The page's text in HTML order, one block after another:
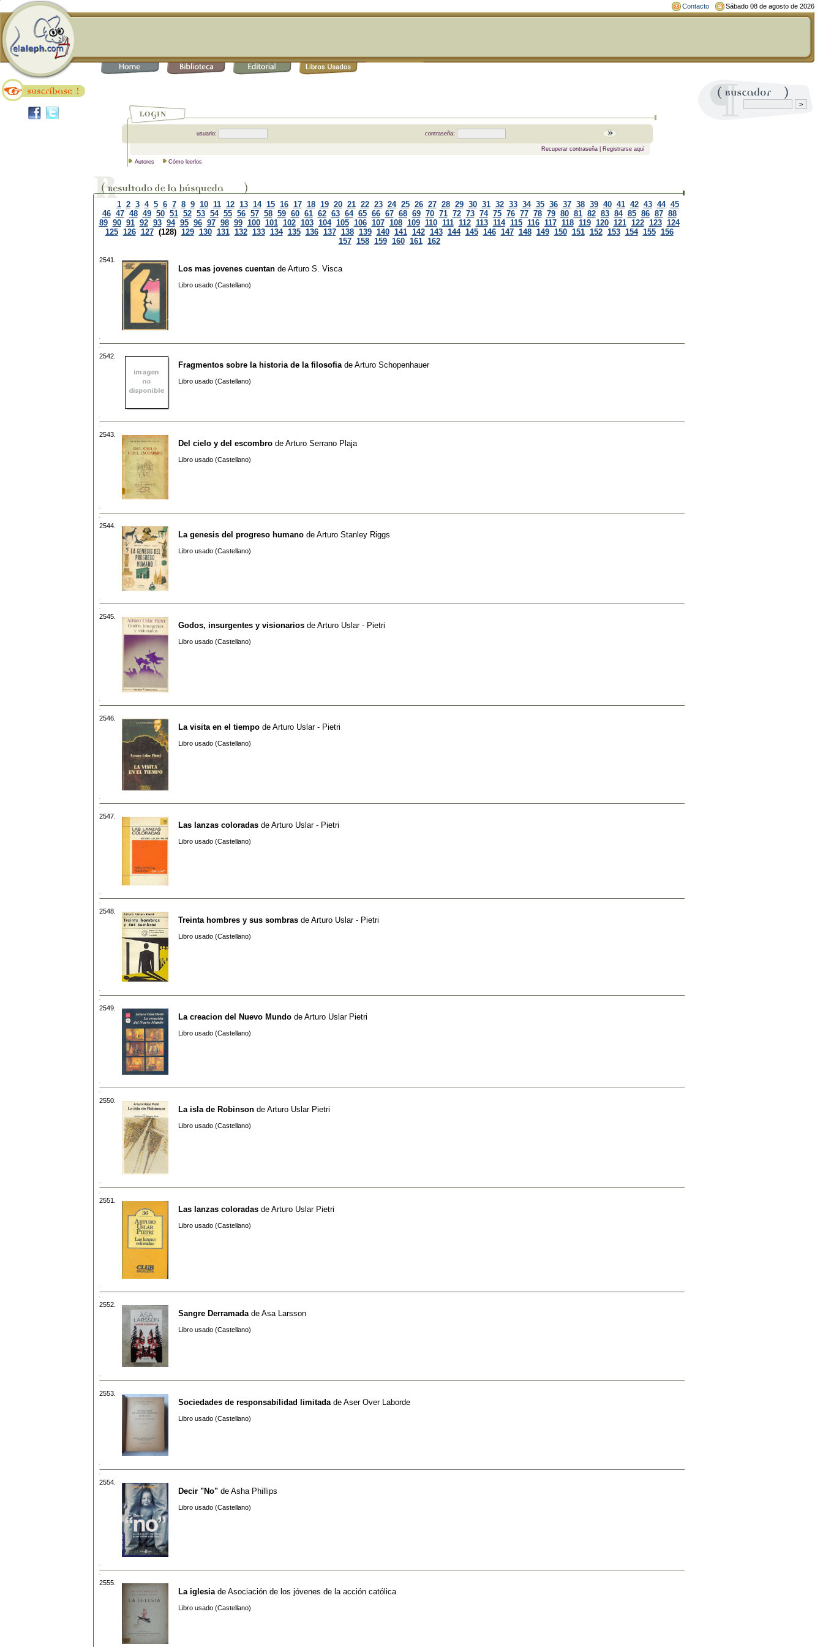
Contacto Sábado 08 de agosto de 2026
usuario: contraseña:
Recuperar contraseña| Registrarse aquí
Autores Cómo leerlos
1 2 3 4 5 6 7 8 9 10 11 12 13 14 15 16 17 18 19 20 21 22 23 24 25 26 27 28 29 30 31 32 33 34 35 36 37 38 39 40 41 42 43 44 45
46 47 48 49 50 51 52 53 54 55 56 57 58 59 60 61 62 63 64 65 66 67 68 69 70 71 72 73 74 75 76 77 78 79 80 81 82 83 84 85 86 87 88
89 90 91 92 93 94 95 96 97 98 99 100 101 102 103 104 105 106 107 108 109 110 111 112 113 114 115 116 117 118 119 120 121 122 123 124
125 126 127 (128) 129 130 131 132 133 134 135 136 137 138 139 140 141 142 143 144 145 146 147 148 149 150 151 152 153 154 155 156
157 158 159 160 161 162
2541.
Los mas jovenes cuentan de Arturo S. Visca
Libro usado (Castellano)
2542.
Fragmentos sobre la historia de la filosofia de Arturo Schopenhauer
Libro usado (Castellano)
2543.
Del cielo y del escombro de Arturo Serrano Plaja
Libro usado (Castellano)
2544.
La genesis del progreso humano de Arturo Stanley Riggs
Libro usado (Castellano)
2545.
Godos, insurgentes y visionarios de Arturo Uslar - Pietri
Libro usado (Castellano)
2546.
La visita en el tiempo de Arturo Uslar - Pietri
Libro usado (Castellano)
2547.
Las lanzas coloradas de Arturo Uslar - Pietri
Libro usado (Castellano)
2548.
Treinta hombres y sus sombras de Arturo Uslar - Pietri
Libro usado (Castellano)
2549.
La creacion del Nuevo Mundo de Arturo Uslar Pietri
Libro usado (Castellano)
2550.
La isla de Robinson de Arturo Uslar Pietri
Libro usado (Castellano)
2551.
Las lanzas coloradas de Arturo Uslar Pietri
Libro usado (Castellano)
2552.
Sangre Derramada de Asa Larsson
Libro usado (Castellano)
2553.
Sociedades de responsabilidad limitada de Aser Over Laborde
Libro usado (Castellano)
2554.
Decir "No" de Asha Phillips
Libro usado (Castellano)
2555.
La iglesia de Asociación de los jóvenes de la acción católica
Libro usado (Castellano)